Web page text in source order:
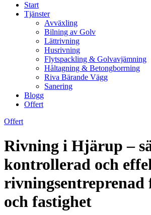
Start
Tjänster
Avväxling
Bilning av Golv
Lättrivning
Husrivning
Flytspackling & Golvavjämning
Håltagning & Betongborrning
Riva Bärande Vägg
Sanering
Blogg
Offert
Offert
Rivning i Hjärup –
kontrollerad och
rivningsentreprenad
och fastighet